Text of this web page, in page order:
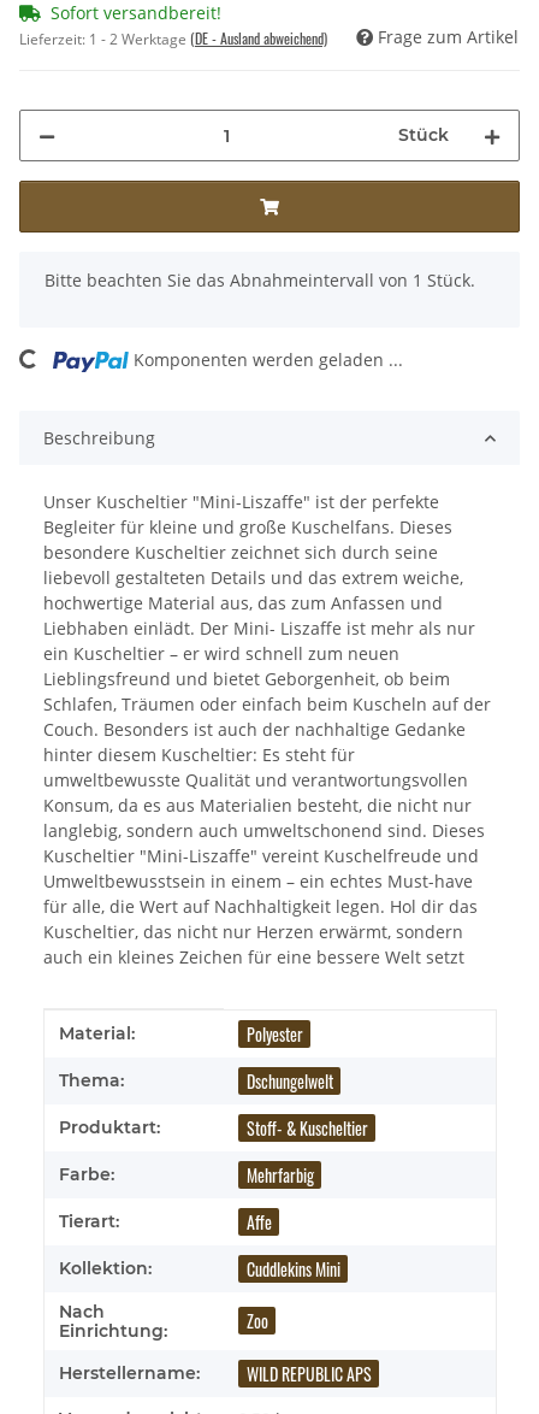
Sofort versandbereit!
Lieferzeit: 1 - 2 Werktage (DE - Ausland abweichend) Frage zum Artikel
Stück
x
Bitte beachten Sie das Abnahmeintervall von 1 Stück.
Loading... Komponenten werden geladen ...
Beschreibung
Unser Kuscheltier "Mini-Liszaffe" ist der perfekte
Begleiter für kleine und große Kuschelfans. Dieses
besondere Kuscheltier zeichnet sich durch seine
liebevoll gestalteten Details und das extrem weiche,
hochwertige Material aus, das zum Anfassen und
Liebhaben einlädt. Der Mini- Liszaffe ist mehr als nur
ein Kuscheltier – er wird schnell zum neuen
Lieblingsfreund und bietet Geborgenheit, ob beim
Schlafen, Träumen oder einfach beim Kuscheln auf der
Couch. Besonders ist auch der nachhaltige Gedanke
hinter diesem Kuscheltier: Es steht für
umweltbewusste Qualität und verantwortungsvollen
Konsum, da es aus Materialien besteht, die nicht nur
langlebig, sondern auch umweltschonend sind. Dieses
Kuscheltier "Mini-Liszaffe" vereint Kuschelfreude und
Umweltbewusstsein in einem – ein echtes Must-have
für alle, die Wert auf Nachhaltigkeit legen. Hol dir das
Kuscheltier, das nicht nur Herzen erwärmt, sondern
auch ein kleines Zeichen für eine bessere Welt setzt
Produkteigenschaft
Wert
Material: Polyester
Thema: Dschungelwelt
Produktart: Stoff- & Kuscheltier
Farbe: Mehrfarbig
Tierart: Affe
Kollektion: Cuddlekins Mini
Nach
Einrichtung:
Zoo
Herstellername: WILD REPUBLIC APS